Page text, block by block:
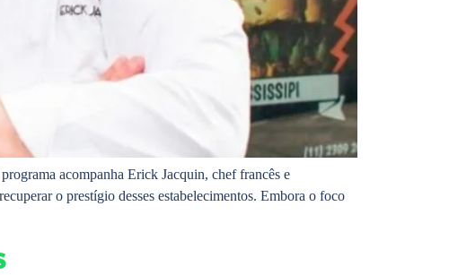
acompanha Erick Jacquin, chef francês e
o prestígio desses estabelecimentos. Embora o foco